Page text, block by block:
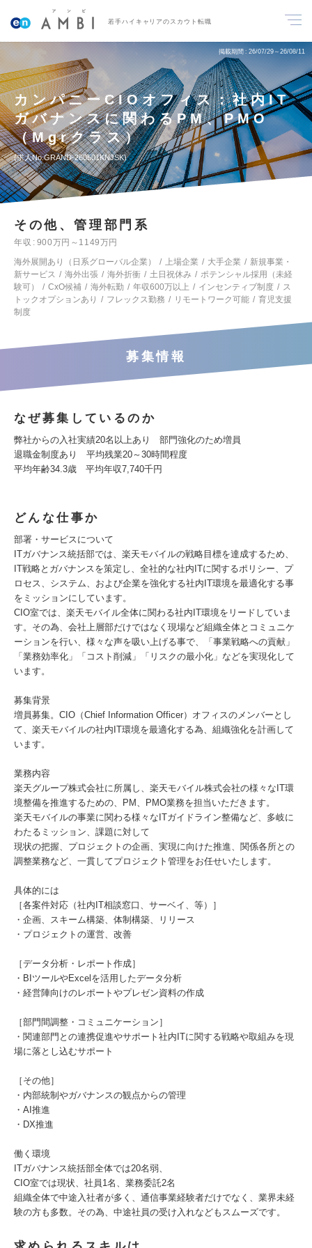
若手ハイキャリアのスカウト転職
掲載期間 26/07/29～26/08/11
カンパニーCIOオフィス：社内IT
ガバナンスに関わるPM、PMO
（Mgrクラス）
求人No.GRAND-260501KNJSK
その他、管理部門系
年収
900万円～1149万円
海外展開あり（日系グローバル企業）
上場企業 大手企業
新規事業・
新サービス
海外出張 海外折衝 土日祝休み
ポテンシャル採用（未経
験可）
CxO候補 海外転勤 年収600万以上 インセンティブ制度
ス
トックオプションあり
フレックス勤務 リモートワーク可能
育児支援
制度
募集情報
なぜ募集しているのか
弊社からの入社実績20名以上あり 部門強化のため増員
退職金制度あり 平均残業20～30時間程度
平均年齢34.3歳 平均年収7,740千円
どんな仕事か
部署・サービスについて
ITガバナンス統括部では、楽天モバイルの戦略目標を達成するため、
IT戦略とガバナンスを策定し、全社的な社内ITに関するポリシー、プ
ロセス、システム、および企業を強化する社内IT環境を最適化する事
をミッションにしています。
CIO室では、楽天モバイル全体に関わる社内IT環境をリードしていま
す。その為、会社上層部だけではなく現場など組織全体とコミュニケ
ーションを行い、様々な声を吸い上げる事で、「事業戦略への貢献」
「業務効率化」「コスト削減」「リスクの最小化」などを実現化して
います。
募集背景
増員募集。CIO（Chief Information Officer）オフィスのメンバーとし
て、楽天モバイルの社内IT環境を最適化する為、組織強化を計画して
います。
業務内容
楽天グループ株式会社に所属し、楽天モバイル株式会社の様々なIT環
境整備を推進するための、PM、PMO業務を担当いただきます。
楽天モバイルの事業に関わる様々なITガイドライン整備など、多岐に
わたるミッション、課題に対して
現状の把握、プロジェクトの企画、実現に向けた推進、関係各所との
調整業務など、一貫してプロジェクト管理をお任せいたします。
具体的には
［各案件対応（社内IT相談窓口、サーベイ、等）］
・企画、スキーム構築、体制構築、リリース
・プロジェクトの運営、改善
［データ分析・レポート作成］
・BIツールやExcelを活用したデータ分析
・経営陣向けのレポートやプレゼン資料の作成
［部門間調整・コミュニケーション］
・関連部門との連携促進やサポート社内ITに関する戦略や取組みを現
場に落とし込むサポート
［その他］
・内部統制やガバナンスの観点からの管理
・AI推進
・DX推進
働く環境
ITガバナンス統括部全体では20名弱、
CIO室では現状、社員1名、業務委託2名
組織全体で中途入社者が多く、通信事業経験者だけでなく、業界未経
験の方も多数。その為、中途社員の受け入れなどもスムーズです。